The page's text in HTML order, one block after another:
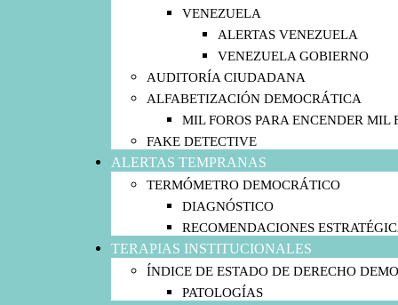
VENEZUELA
ALERTAS VENEZUELA
VENEZUELA GOBIERNO
AUDITORÍA CIUDADANA
ALFABETIZACIÓN DEMOCRÁTICA
MIL FOROS PARA ENCENDER MIL
FAKE DETECTIVE
ALERTAS TEMPRANAS
TERMÓMETRO DEMOCRÁTICO
DIAGNÓSTICO
RECOMENDACIONES
TERAPIAS INSTITUCIONALES
ÍNDICE DE ESTADO DE DERECHO
PATOLOGÍAS